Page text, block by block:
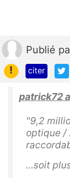
Publié
!
citer
patrick72
"9,2
optique /
...soit